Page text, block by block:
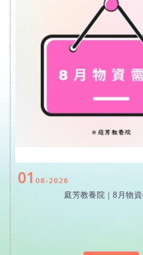
01 08 2026
庭芳教養院｜8月物